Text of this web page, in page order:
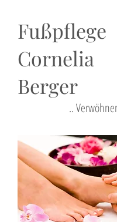
Fußpflege
Cornelia
Berger
..